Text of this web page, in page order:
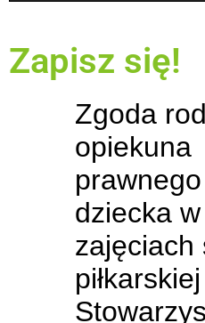
Zapisz się!